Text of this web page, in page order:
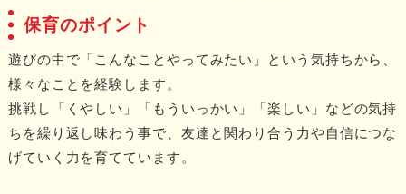
保育のポイント
遊びの中で「こんなことやってみたい」という気持ちから、
様々なことを経験します。
挑戦し「くやしい」「もういっかい」「楽しい」などの気持
ちを繰り返し味わう事で、友達と関わり合う力や自信につな
げていく力を育てています。